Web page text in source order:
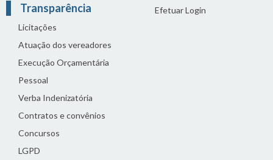
Transparência
Licitações
Atuação dos vereadores
Execução Orçamentária
Pessoal
Verba Indenizatória
Contratos e convênios
Concursos
LGPD
Efetuar Login